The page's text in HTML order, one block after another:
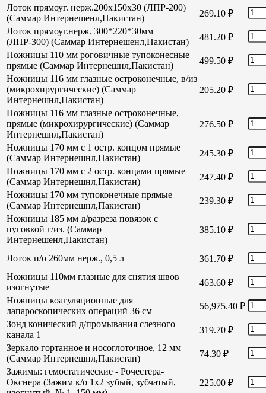
Лоток прямоуг. нерж.200х150х30 (ЛПР-200)
(Саммар Интернешенл,Пакистан)
269.10 ₽
Лоток прямоуг.нерж. 300*220*30мм
(ЛПР-300) (Саммар Интернешенл,Пакистан)
481.20 ₽
Ножницы 110 мм роговичные тупоконесные
прямые (Саммар Интернешнл,Пакистан)
499.50 ₽
Ножницы 116 мм глазные остроконечные, в/из
(микрохирургические) (Саммар
Интернешнл,Пакистан)
205.20 ₽
Ножницы 116 мм глазные остроконечные,
прямые (микрохирургические) (Саммар
Интернешнл,Пакистан)
276.50 ₽
Ножницы 170 мм с 1 остр. концом прямые
(Саммар Интернешнл,Пакистан)
245.30 ₽
Ножницы 170 мм с 2 остр. концами прямые
(Саммар Интернешнл,Пакистан)
247.40 ₽
Ножницы 170 мм тупоконечные прямые
(Саммар Интернешнл,Пакистан)
239.30 ₽
Ножницы 185 мм д/разреза повязок с
пуговкой г/из. (Саммар
Интернешенл,Пакистан)
385.10 ₽
Лоток п/о 260мм нерж., 0,5 л 361.70 ₽
Ножницы 110мм глазные для снятия швов
изогнутые
463.60 ₽
Ножницы коагуляционные для
лапароскопических операций 36 см
56,975.40 ₽
Зонд конический д/промывания слезного
канала 1
319.70 ₽
Зеркало гортанное и носоглоточное, 12 мм
(Саммар Интернешнл,Пакистан)
74.30 ₽
Зажимы: гемостатические - Рочестера-
Окснера (Зажим к/о 1х2 зубый, зубчатый,
225.00 ₽